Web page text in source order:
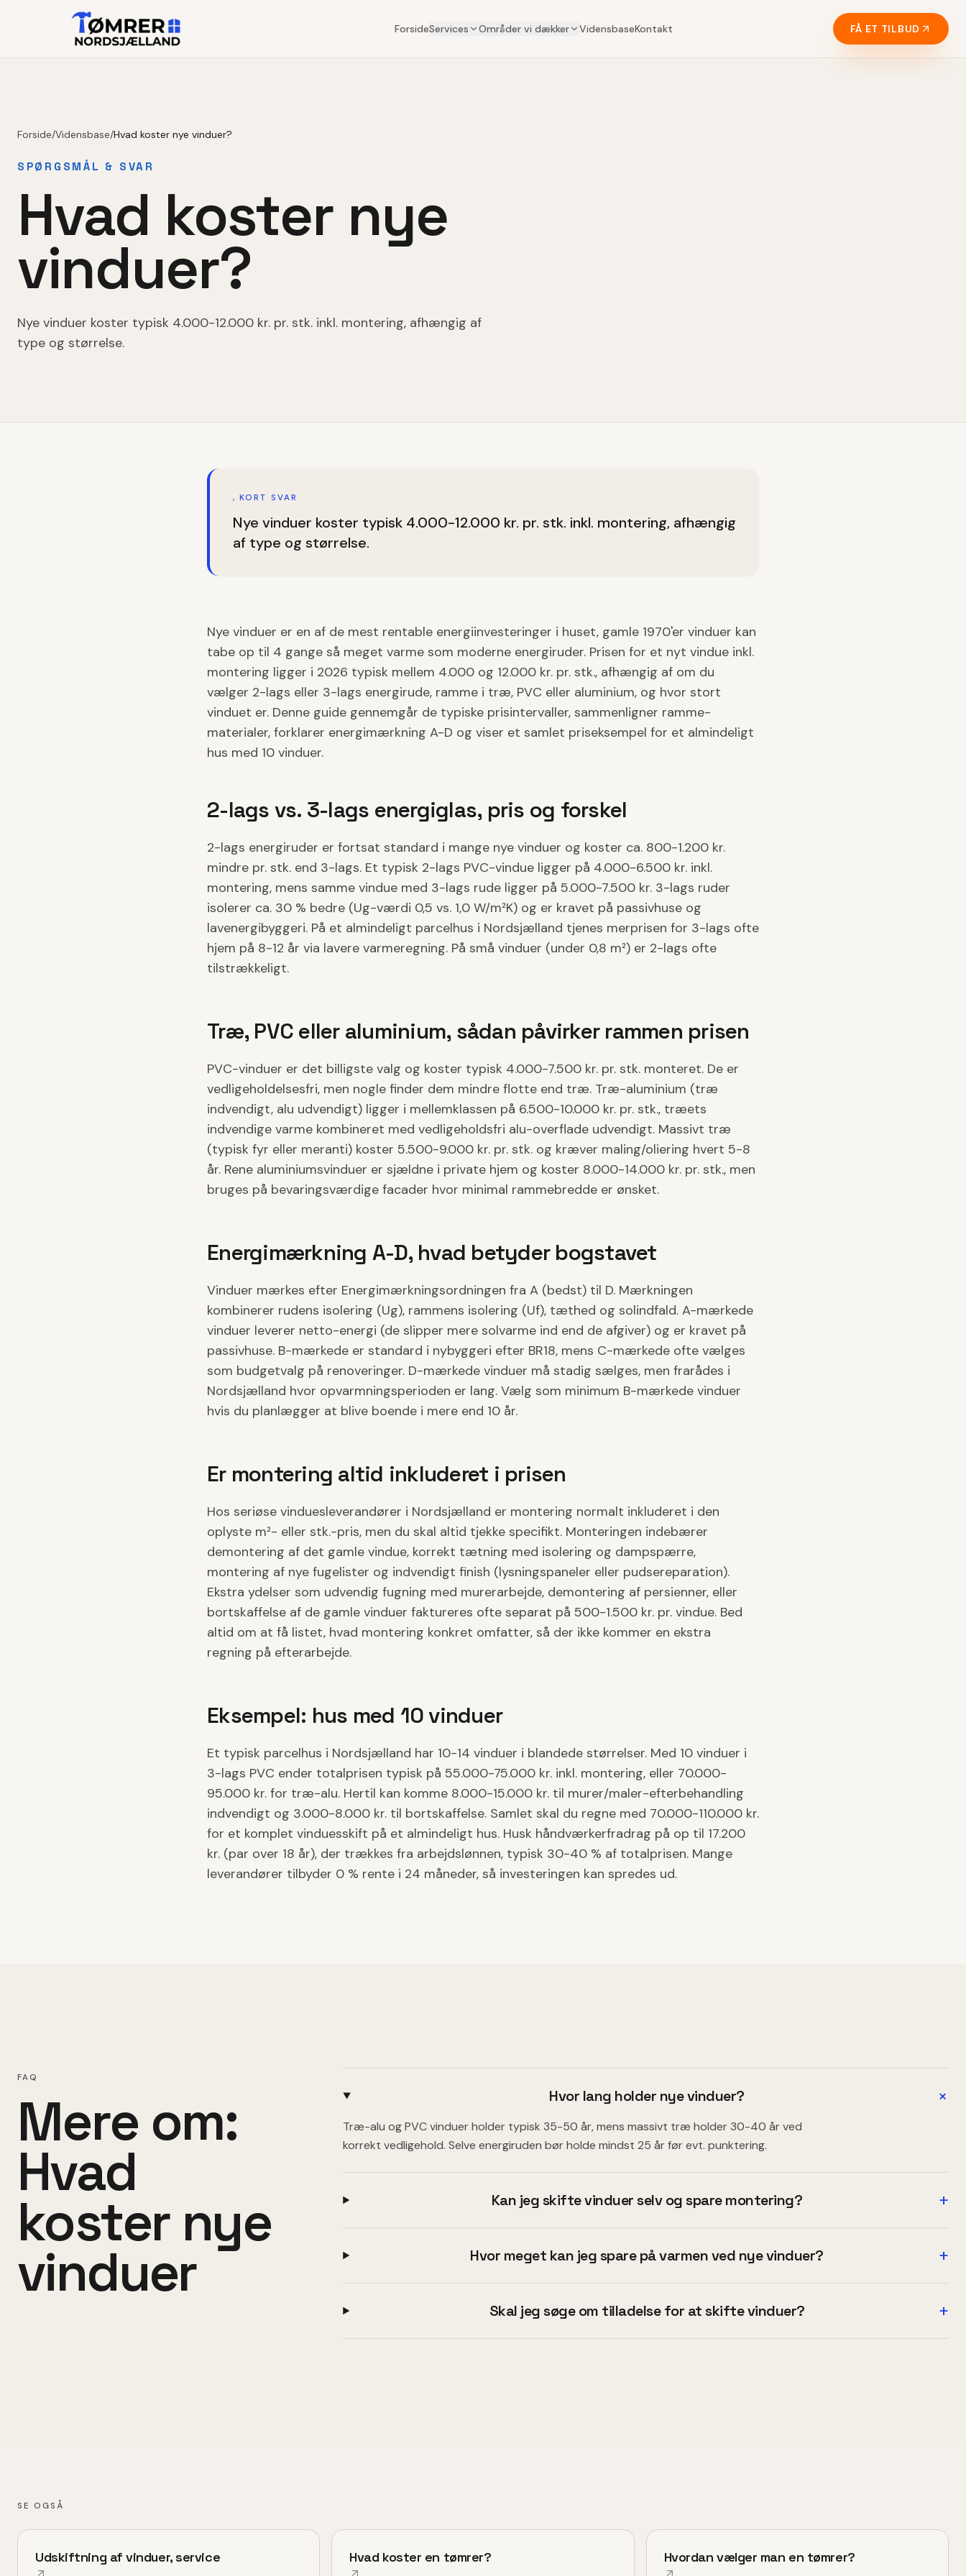
ForsideServices Områder vi dækker VidensbaseKontakt FÅ ET TILBUD
Forside/Vidensbase/Hvad koster nye vinduer?
SPØRGSMÅL & SVAR
Hvad koster nye
vinduer?
Nye vinduer koster typisk 4.000-12.000 kr. pr. stk. inkl. montering, afhængig af
type og størrelse.
, KORT SVAR
Nye vinduer koster typisk 4.000-12.000 kr. pr. stk. inkl. montering, afhængig
af type og størrelse.
Nye vinduer er en af de mest rentable energiinvesteringer i huset, gamle 1970'er vinduer kan
tabe op til 4 gange så meget varme som moderne energiruder. Prisen for et nyt vindue inkl.
montering ligger i 2026 typisk mellem 4.000 og 12.000 kr. pr. stk., afhængig af om du
vælger 2-lags eller 3-lags energirude, ramme i træ, PVC eller aluminium, og hvor stort
vinduet er. Denne guide gennemgår de typiske prisintervaller, sammenligner ramme-
materialer, forklarer energimærkning A-D og viser et samlet priseksempel for et almindeligt
hus med 10 vinduer.
2-lags vs. 3-lags energiglas, pris og forskel
2-lags energiruder er fortsat standard i mange nye vinduer og koster ca. 800-1.200 kr.
mindre pr. stk. end 3-lags. Et typisk 2-lags PVC-vindue ligger på 4.000-6.500 kr. inkl.
montering, mens samme vindue med 3-lags rude ligger på 5.000-7.500 kr. 3-lags ruder
isolerer ca. 30 % bedre (Ug-værdi 0,5 vs. 1,0 W/m²K) og er kravet på passivhuse og
lavenergibyggeri. På et almindeligt parcelhus i Nordsjælland tjenes merprisen for 3-lags ofte
hjem på 8-12 år via lavere varmeregning. På små vinduer (under 0,8 m²) er 2-lags ofte
tilstrækkeligt.
Træ, PVC eller aluminium, sådan påvirker rammen prisen
PVC-vinduer er det billigste valg og koster typisk 4.000-7.500 kr. pr. stk. monteret. De er
vedligeholdelsesfri, men nogle finder dem mindre flotte end træ. Træ-aluminium (træ
indvendigt, alu udvendigt) ligger i mellemklassen på 6.500-10.000 kr. pr. stk., træets
indvendige varme kombineret med vedligeholdsfri alu-overflade udvendigt. Massivt træ
(typisk fyr eller meranti) koster 5.500-9.000 kr. pr. stk. og kræver maling/oliering hvert 5-8
år. Rene aluminiumsvinduer er sjældne i private hjem og koster 8.000-14.000 kr. pr. stk., men
bruges på bevaringsværdige facader hvor minimal rammebredde er ønsket.
Energimærkning A-D, hvad betyder bogstavet
Vinduer mærkes efter Energimærkningsordningen fra A (bedst) til D. Mærkningen
kombinerer rudens isolering (Ug), rammens isolering (Uf), tæthed og solindfald. A-mærkede
vinduer leverer netto-energi (de slipper mere solvarme ind end de afgiver) og er kravet på
passivhuse. B-mærkede er standard i nybyggeri efter BR18, mens C-mærkede ofte vælges
som budgetvalg på renoveringer. D-mærkede vinduer må stadig sælges, men frarådes i
Nordsjælland hvor opvarmningsperioden er lang. Vælg som minimum B-mærkede vinduer
hvis du planlægger at blive boende i mere end 10 år.
Er montering altid inkluderet i prisen
Hos seriøse vinduesleverandører i Nordsjælland er montering normalt inkluderet i den
oplyste m²- eller stk.-pris, men du skal altid tjekke specifikt. Monteringen indebærer
demontering af det gamle vindue, korrekt tætning med isolering og dampspærre,
montering af nye fugelister og indvendigt finish (lysningspaneler eller pudsereparation).
Ekstra ydelser som udvendig fugning med murerarbejde, demontering af persienner, eller
bortskaffelse af de gamle vinduer faktureres ofte separat på 500-1.500 kr. pr. vindue. Bed
altid om at få listet, hvad montering konkret omfatter, så der ikke kommer en ekstra
regning på efterarbejde.
Eksempel: hus med 10 vinduer
Et typisk parcelhus i Nordsjælland har 10-14 vinduer i blandede størrelser. Med 10 vinduer i
3-lags PVC ender totalprisen typisk på 55.000-75.000 kr. inkl. montering, eller 70.000-
95.000 kr. for træ-alu. Hertil kan komme 8.000-15.000 kr. til murer/maler-efterbehandling
indvendigt og 3.000-8.000 kr. til bortskaffelse. Samlet skal du regne med 70.000-110.000 kr.
for et komplet vinduesskift på et almindeligt hus. Husk håndværkerfradrag på op til 17.200
kr. (par over 18 år), der trækkes fra arbejdslønnen, typisk 30-40 % af totalprisen. Mange
leverandører tilbyder 0 % rente i 24 måneder, så investeringen kan spredes ud.
FAQ
Mere om:
Hvad
koster nye
vinduer
Hvor lang holder nye vinduer? +
Træ-alu og PVC vinduer holder typisk 35-50 år, mens massivt træ holder 30-40 år ved
korrekt vedligehold. Selve energiruden bør holde mindst 25 år før evt. punktering.
Kan jeg skifte vinduer selv og spare montering? +
Hvor meget kan jeg spare på varmen ved nye vinduer? +
Skal jeg søge om tilladelse for at skifte vinduer? +
SE OGSÅ
Udskiftning af vinduer, service Hvad koster en tømrer? Hvordan vælger man en tømrer?